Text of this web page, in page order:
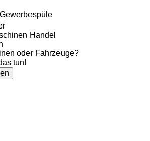
Handel
oder Fahrzeuge?
tun!